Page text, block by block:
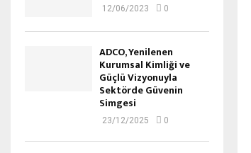
12/06/2023 0
ADCO, Yenilenen
Kurumsal Kimliği ve
Güçlü Vizyonuyla
Sektörde Güvenin
Simgesi
23/12/2025 0